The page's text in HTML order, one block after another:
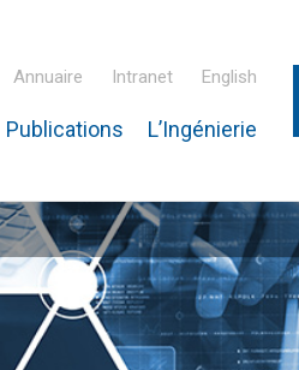
Annuaire Intranet English
Publications L’Ingénierie